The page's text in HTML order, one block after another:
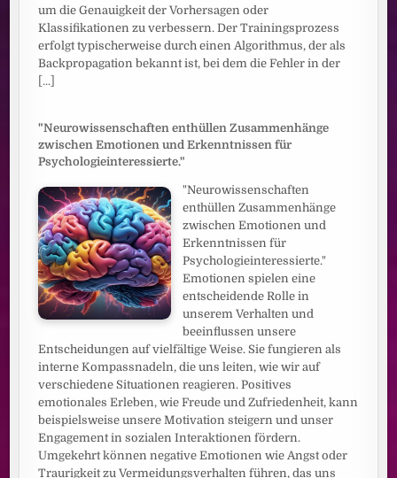
um die Genauigkeit der Vorhersagen oder
Klassifikationen zu verbessern. Der Trainingsprozess
erfolgt typischerweise durch einen Algorithmus, der als
Backpropagation bekannt ist, bei dem die Fehler in der
[...]
"Neurowissenschaften enthüllen Zusammenhänge
zwischen Emotionen und Erkenntnissen für
Psychologieinteressierte."
"Neurowissenschaften
enthüllen Zusammenhänge
zwischen Emotionen und
Erkenntnissen für
Psychologieinteressierte."
Emotionen spielen eine
entscheidende Rolle in
unserem Verhalten und
beeinflussen unsere
Entscheidungen auf vielfältige Weise. Sie fungieren als
interne Kompassnadeln, die uns leiten, wie wir auf
verschiedene Situationen reagieren. Positives
emotionales Erleben, wie Freude und Zufriedenheit, kann
beispielsweise unsere Motivation steigern und unser
Engagement in sozialen Interaktionen fördern.
Umgekehrt können negative Emotionen wie Angst oder
Traurigkeit zu Vermeidungsverhalten führen, das uns